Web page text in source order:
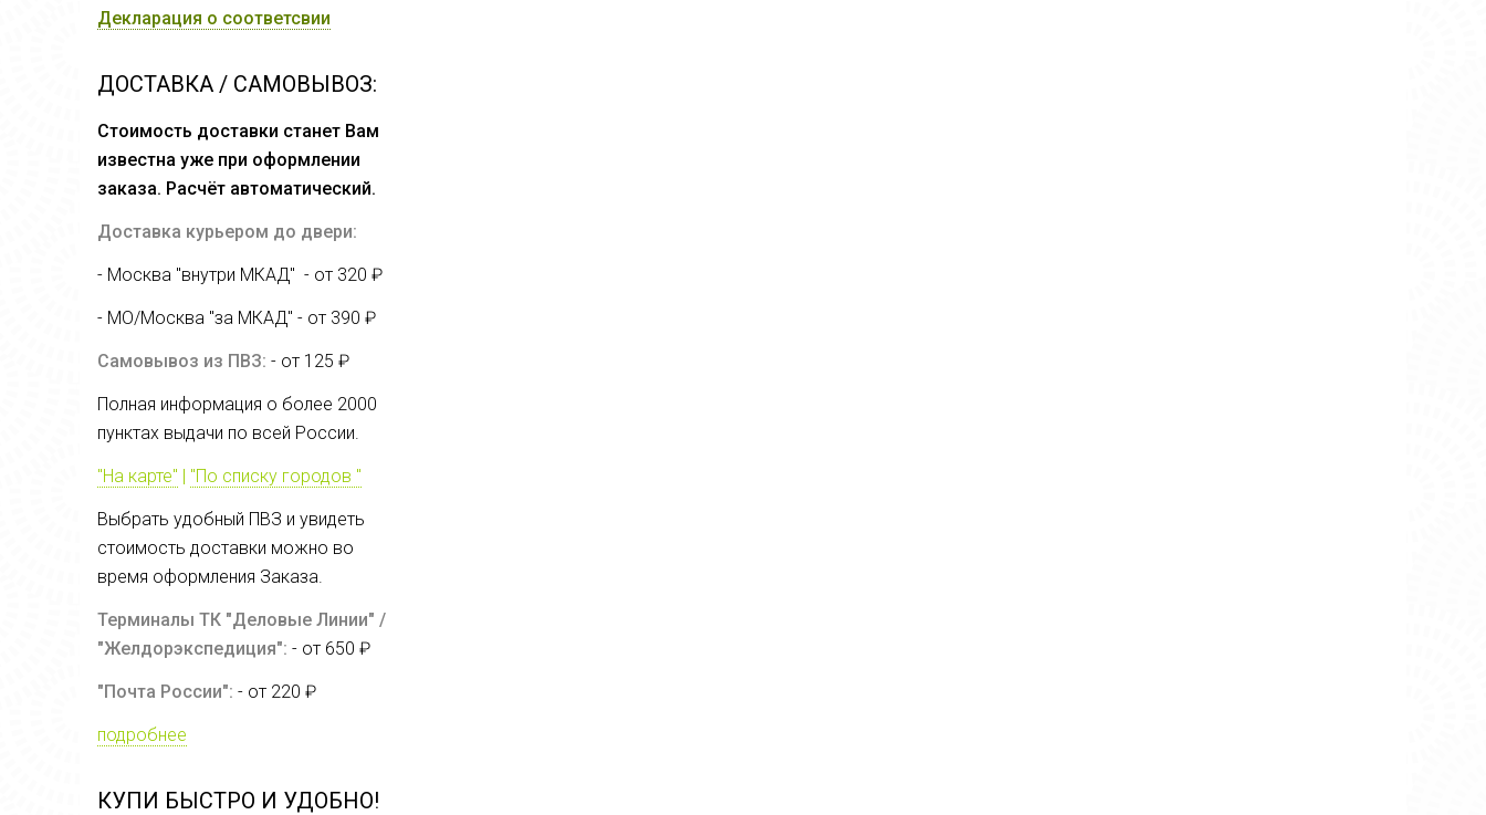
Декларация о соответсвии
ДОСТАВКА / САМОВЫВОЗ:
Стоимость доставки станет Вам
известна уже при оформлении
заказа. Расчёт автоматический.
Доставка курьером до двери:
- Москва "внутри МКАД" - от 320 ₽
- МО/Москва "за МКАД" - от 390 ₽
Самовывоз из ПВЗ: - от 125 ₽
Полная информация о более 2000
пунктах выдачи по всей России.
"На карте" | "По списку городов "
Выбрать удобный ПВЗ и увидеть
стоимость доставки можно во
время оформления Заказа.
Терминалы ТК "Деловые Линии" /
"Желдорэкспедиция": - от 650 ₽
"Почта России": - от 220 ₽
подробнее
КУПИ БЫСТРО И УДОБНО!